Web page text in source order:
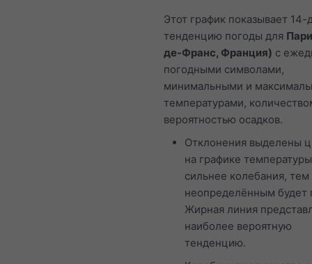
Этот график показывает
тенденцию погоды для
де-Франс, Франция) с
погодными символами,
минимальными и
температурами,
вероятностью осадков.
Отклонения выделены
на графике
сильнее колебания,
неопределённым будет
Жирная линия
наиболее вероятную
тенденцию.